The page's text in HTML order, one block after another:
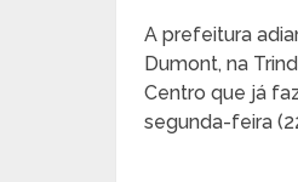
A prefeitura
Dumont, na
Centro que já
segunda-feira